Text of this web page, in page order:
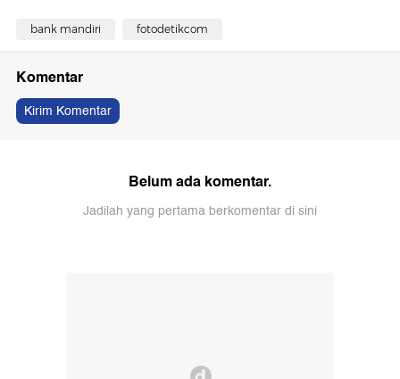
bank mandiri fotodetikcom
Komentar
Kirim Komentar
Belum ada komentar.
Jadilah yang pertama berkomentar di sini